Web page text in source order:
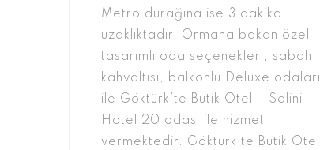
Metro durağına ise 3 dakika
uzaklıktadır. Ormana bakan özel
tasarımlı oda seçenekleri, sabah
kahvaltısı, balkonlu Deluxe odaları
ile Göktürk’te Butik Otel – Selini
Hotel 20 odası ile hizmet
vermektedir. Göktürk’te Butik Otel